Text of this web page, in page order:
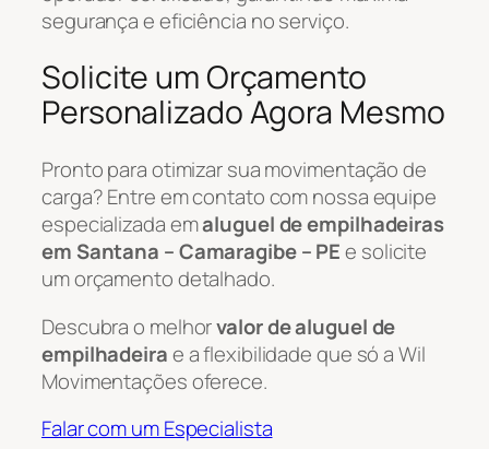
segurança e eficiência no serviço.
Solicite um Orçamento
Personalizado Agora Mesmo
Pronto para otimizar sua movimentação de
carga? Entre em contato com nossa equipe
especializada emaluguel de empilhadeiras
em Santana – Camaragibe – PEe solicite
um orçamento detalhado.
Descubra o melhorvalor de aluguel de
empilhadeirae a flexibilidade que só a Wil
Movimentações oferece.
Falar com um Especialista